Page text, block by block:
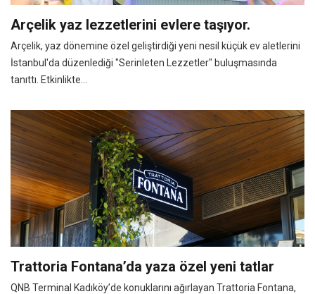
Arçelik yaz lezzetlerini evlere taşıyor.
Arçelik, yaz dönemine özel geliştirdiği yeni nesil küçük ev aletlerini
İstanbul'da düzenlediği "Serinleten Lezzetler" buluşmasında
tanıttı. Etkinlikte...
Trattoria Fontana’da yaza özel yeni tatlar
QNB Terminal Kadıköy’de konuklarını ağırlayan Trattoria Fontana,